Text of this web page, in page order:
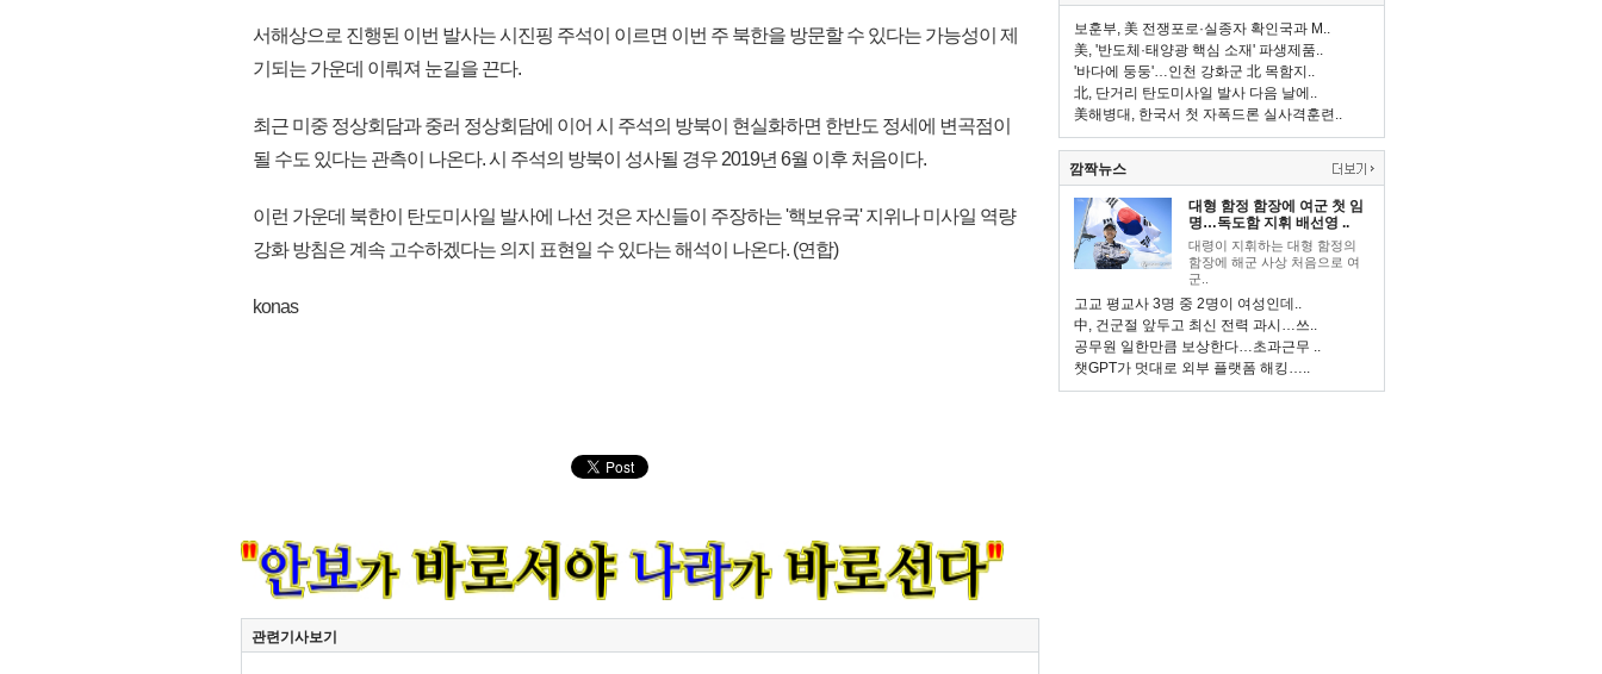
서해상으로 진행된 이번 발사는 시진핑 주석이 이르면 이번 주 북한을 방문할 수 있다는 가능성이 제
기되는 가운데 이뤄져 눈길을 끈다.
최근 미중 정상회담과 중러 정상회담에 이어 시 주석의 방북이 현실화하면 한반도 정세에 변곡점이
될 수도 있다는 관측이 나온다. 시 주석의 방북이 성사될 경우 2019년 6월 이후 처음이다.
이런 가운데 북한이 탄도미사일 발사에 나선 것은 자신들이 주장하는 '핵보유국' 지위나 미사일 역량
강화 방침은 계속 고수하겠다는 의지 표현일 수 있다는 해석이 나온다. (연합)
konas
관련기사보기
보훈부, 美 전쟁포로·실종자 확인국과 M..
美, '반도체·태양광 핵심 소재' 파생제품..
'바다에 둥둥'…인천 강화군 北 목함지..
北, 단거리 탄도미사일 발사 다음 날에..
美해병대, 한국서 첫 자폭드론 실사격훈련..
깜짝뉴스
대형 함정 함장에 여군 첫 임
명…독도함 지휘 배선영 ..
대령이 지휘하는 대형 함정의
함장에 해군 사상 처음으로 여
군..
고교 평교사 3명 중 2명이 여성인데..
中, 건군절 앞두고 최신 전력 과시…쓰..
공무원 일한만큼 보상한다…초과근무 ..
챗GPT가 멋대로 외부 플랫폼 해킹…..